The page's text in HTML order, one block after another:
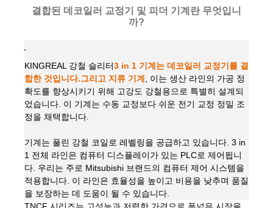
결합된 데코일러 교정기 및 피더 기계란 무엇입니
까?
KINGREAL 강철 슬리터3 in 1 기계는 데코일러 교정기를 결
합한 것입니다.그리고 지류 기계
, 이는 생산 라인의 가공 정
확도를 향상시키기 위해 고강도 강철용으로 특별히 설계되
었습니다. 이 기계는 수동 교정보다 쉬운 전기 교정 정밀 조
정을 채택합니다.
기계는 풀린 강철 코일로 레벨링을 공급하고 있습니다. 3 in
1 전체 라인은 컴퓨터 디스플레이가 있는 PLC로 제어됩니
다. 우리는 주로 Mitsubishi 브랜드의 컴퓨터 제어 시스템을
적용합니다. 이 라인은 효율성을 높이고 비용을 낮추며 품질
을 보장하는 데 도움이 될 수 있습니다.
TNCF 시리즈는 고성능과 저렴한 가격으로 폭넓은 시장을